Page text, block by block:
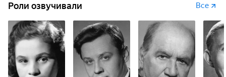
Роли озвучивали Все